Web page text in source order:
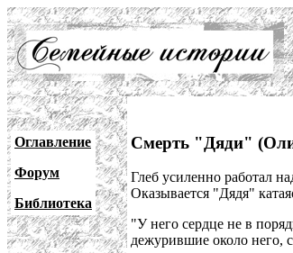
Оглавление
Форум
Библиотека
Смерть "Дяди"
Глеб усиленно работал
Оказывается "Дядя"
"У него сердце не в
дежурившие около него,